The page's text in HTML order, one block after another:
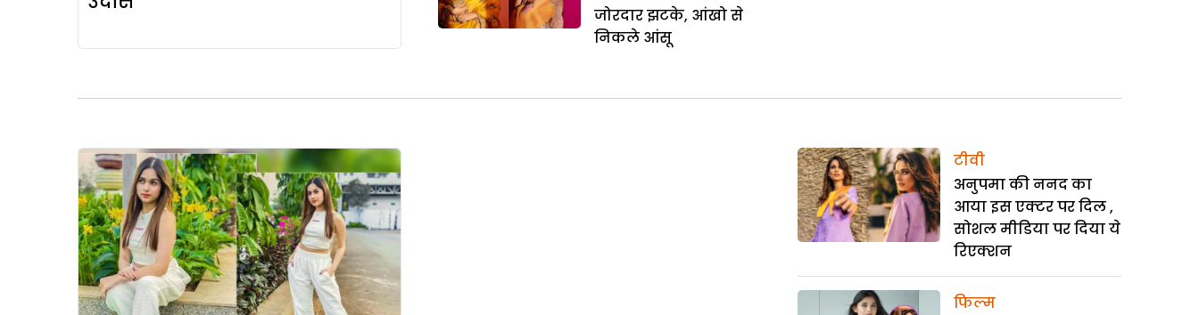
जोरदार झटके, आंखो से
निकले आंसू
टीवी
अनुपमा की ननद का
आया इस एक्टर पर दिल ,
सोशल मीडिया पर दिया ये
रिएक्शन
फिल्म